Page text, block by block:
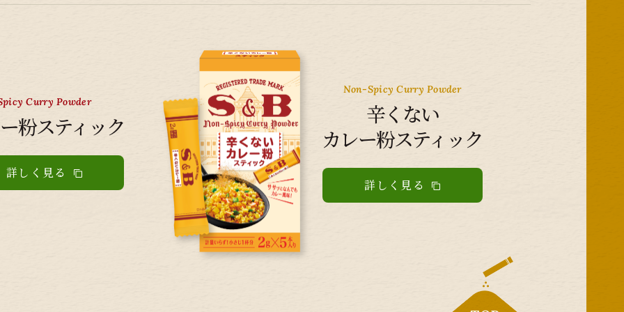
Curry Powder
粉スティック
詳しく見る
Non-Spicy Curry Powder
辛くない
カレー粉スティック
詳しく見る